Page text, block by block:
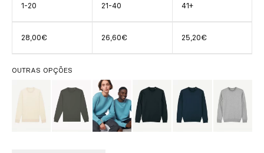
1-20 21-40 41+
28,00€ 26,60€ 25,20€
OUTRAS OPÇÕES